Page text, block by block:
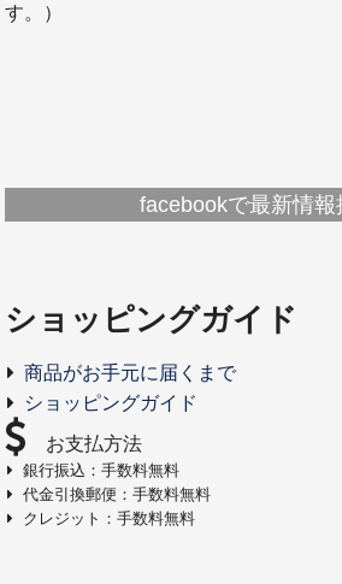
す。）
facebookで最新情報
ショッピングガイド
商品がお手元に届くまで
ショッピングガイド
お支払方法
銀行振込：手数料無料
代金引換郵便：手数料無料
クレジット：手数料無料